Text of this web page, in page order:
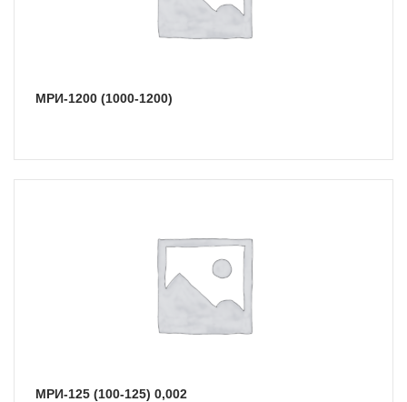
МРИ-1200 (1000-1200)
МРИ-125 (100-125) 0,002